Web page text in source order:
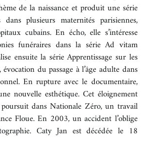
de la naissance et produit une série
dans plusieurs maternités parisiennes,
cubains. En écho, elle s’intéresse
funéraires dans la série Ad vitam
ensuite la série Apprentissage sur les
du passage à l’âge adulte dans
En rupture avec le documentaire,
nouvelle esthétique. Cet éloignement
dans Nationale Zéro, un travail
Floue. En 2003, un accident l’oblige
Caty Jan est décédée le 18